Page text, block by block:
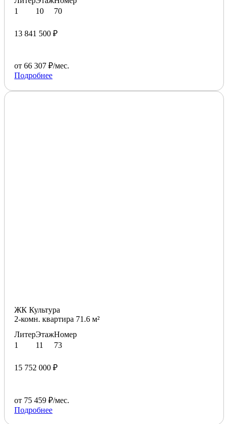
1
10
70
13 841 500 ₽
от 66 307 ₽/мес.
Подробнее
ЖК Культура
2-комн. квартира 71.6 м²
Литер
1
Этаж
11
Номер
73
15 752 000 ₽
от 75 459 ₽/мес.
Подробнее